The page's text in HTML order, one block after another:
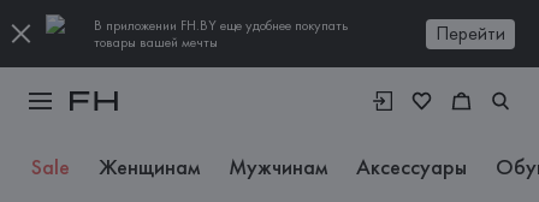
В приложении FH.BY еще удобнее покупать
товары вашей мечты
Перейти
Sale Женщинам Мужчинам Аксессуары